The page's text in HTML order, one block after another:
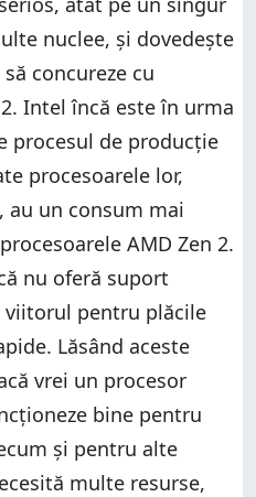
nuclee, și dovedește
concureze cu
Intel încă este în urma
procesul de producție
procesoarele lor,
au un consum mai
AMD Zen 2.
nu oferă suport
viitorul pentru plăcile
Lăsând aceste
vrei un procesor
bine pentru
și pentru alte
multe resurse,